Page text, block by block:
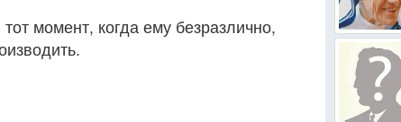
момент, когда ему безразлично,